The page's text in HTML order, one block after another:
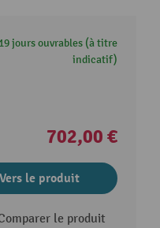
19 jours ouvrables (à titre
indicatif)
702,00 €
Vers le produit
le produit